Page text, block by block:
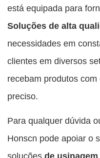
está equipada para
Soluções de alta
necessidades em
clientes em diversos
recebam produtos
preciso.
Para qualquer dúvida
Honscn pode apoiar o